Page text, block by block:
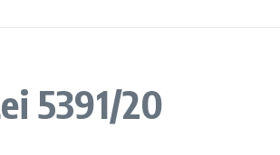
5391/20